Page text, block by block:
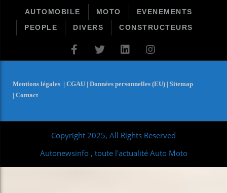
AUTOMOBILE MOTO
EVENEMENTS
PEOPLE
DIVERS CONSTRUCTEURS
Mentions légales | CGAU | Données personnelles (EU) | Sitemap
| Contact
Copyright 2025, All Rights Reserved
Autonewsinfo , toute l'actualité Auto Moto